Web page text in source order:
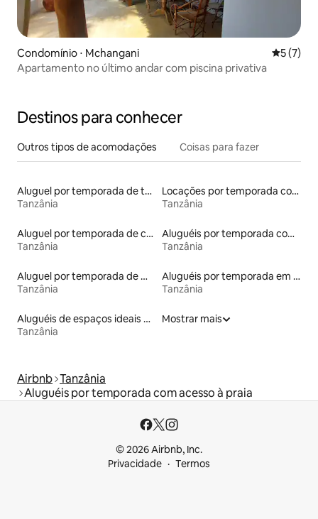
Condomínio ⋅ Mchangani 5 de
5 (7)
Apartamento no último andar com piscina privativa
Destinos para conhecer
Outros tipos de acomodações Coisas para fazer
Aluguel por temporada de townhouses
Tanzânia
Locações por temporada com piscina
Tanzânia
Aluguel por temporada de casas arredondadas
Tanzânia
Aluguéis por temporada com café da manhã
Tanzânia
Aluguel por temporada de microcasas
Tanzânia
Aluguéis por temporada em acampamentos
Tanzânia
Aluguéis de espaços ideais para famílias
Tanzânia
Mostrar mais
Airbnb Tanzânia
Aluguéis por temporada com acesso à praia
© 2026 Airbnb, Inc.
Privacidade
Termos